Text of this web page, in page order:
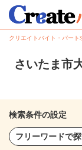
クリエイトバイト・パート
さいたま市
検索条件の設定